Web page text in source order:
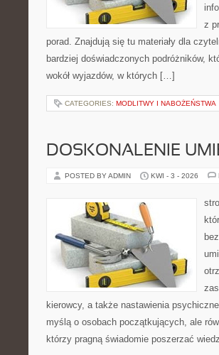
z
porad. Znajdują się tu materiały dla
bardziej doświadczonych podróżników,
wokół wyjazdów, w których […]
CATEGORIES: MODLITWY I NABOŻEŃSTWA
DOSKONALENIE
POSTED BY ADMIN KWI - 3 - 2026
kierowcy, a także nastawienia
myślą o osobach początkujących, ale
którzy pragną świadomie poszerzać